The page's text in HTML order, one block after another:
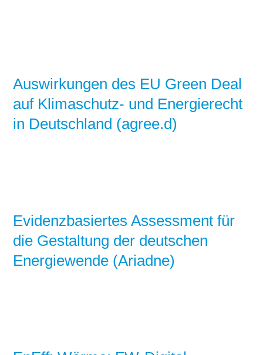
Auswirkungen des EU Green Deal
auf Klimaschutz- und Energierecht
in Deutschland (agree.d)
Evidenzbasiertes Assessment für
die Gestaltung der deutschen
Energiewende (Ariadne)